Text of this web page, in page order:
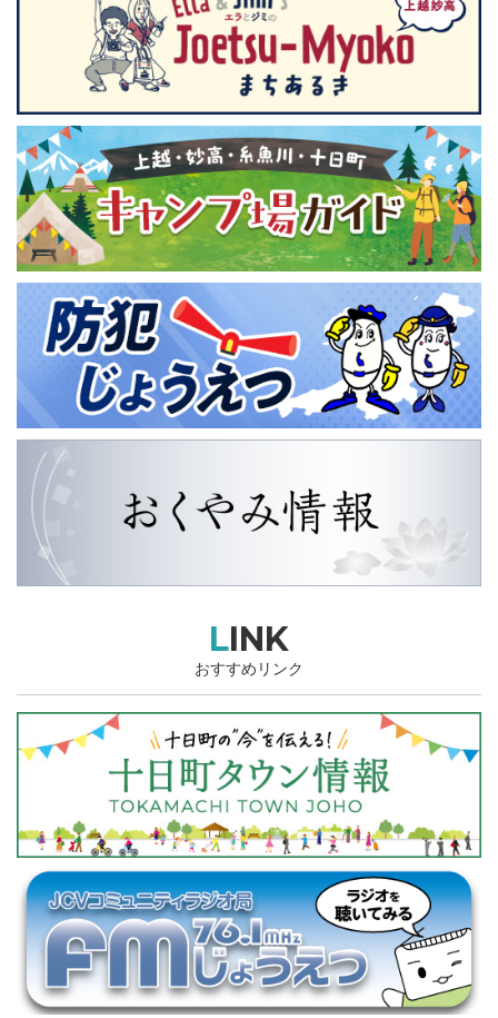
LINK
おすすめリンク